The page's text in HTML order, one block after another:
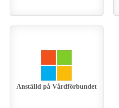
Anställd på Vårdförbundet